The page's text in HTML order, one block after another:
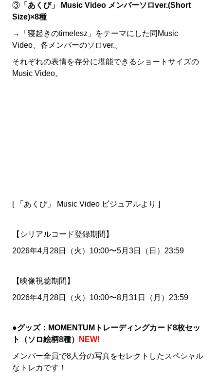
③ 「あくび」 Music Video メンバーソロver.(Short
Size)×8種
→「寝起きのtimelesz」をテーマにした同Music
Video、各メンバーのソロver.。
それぞれの表情を存分に堪能できるショートサイズの
Music Video。
[ 「あくび」 Music Video ビジュアルより ]
【シリアルコード登録期間】
2026年4月28日（火）10:00〜5月3日（日）23:59
【映像視聴期間】
2026年4月28日（火）10:00〜8月31日（月）23:59
●グッズ：MOMENTUMトレーディングカード8枚セッ
ト（ソロ絵柄8種） NEW!
メンバー全員で8人分の写真をセレクトしたスペシャル
なトレカです！